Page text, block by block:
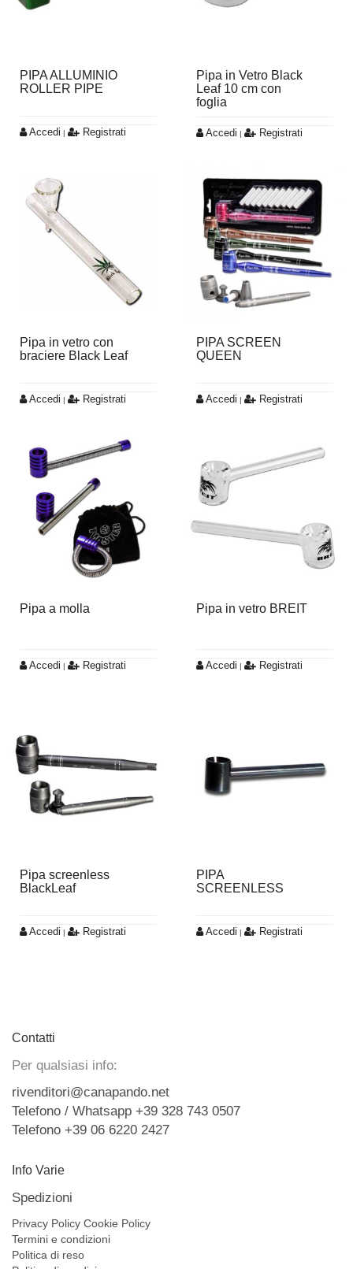
PIPA ALLUMINIO
ROLLER PIPE
Accedi | Registrati
Pipa in Vetro Black
Leaf 10 cm con
foglia
Accedi | Registrati
Pipa in vetro con
braciere Black Leaf
Accedi | Registrati
PIPA SCREEN
QUEEN
Accedi | Registrati
Pipa a molla
Accedi | Registrati
Pipa in vetro BREIT
Accedi | Registrati
Pipa screenless
BlackLeaf
Accedi | Registrati
PIPA
SCREENLESS
Accedi | Registrati
Contatti
Per qualsiasi info:
rivenditori@canapando.net
Telefono / Whatsapp +39 328 743 0507
Telefono +39 06 6220 2427
Info Varie
Spedizioni
Privacy Policy Cookie Policy
Termini e condizioni
Politica di reso